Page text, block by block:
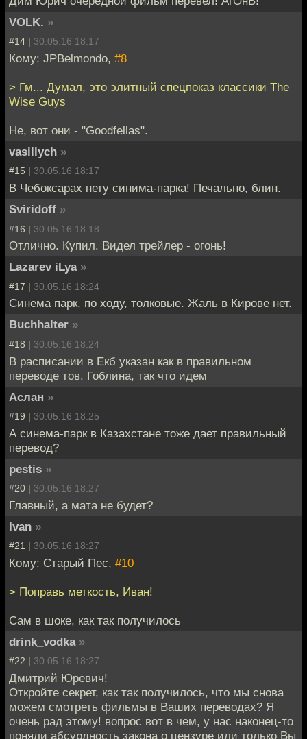
VOLK. »
#14 | 30.05.16 18:17
Кому: JPBelmondo, #8
> Гм... Думал, это элитный спецпоказ классики The
Wise Guys
Не, вот они - "Goodfellas".
vasillych »
#15 | 30.05.16 18:17
В Чебоксарах нету синима-парка! Печально, блин.
Sviridoff »
#16 | 30.05.16 18:18
Отлично. Купил. Видел трейлер - огонь!
Lazarev iLya »
#17 | 30.05.16 18:24
Синема парк, по ходу, толковые. Жаль в Кирове нет.
Buchhalter »
#18 | 30.05.16 18:24
В расписании в Екб указан как в правильном
переводе тов. Гоблина, так что идем
Аслан »
#19 | 30.05.16 18:25
А синема-парк в Казахстане тоже дает правильный
перевод?
pestis »
#20 | 30.05.16 18:27
Главный, а мата не будет?
Ivan »
#21 | 30.05.16 18:27
Кому: Старый Пес, #10
> Поправь меткость, Иван!
Сам в шоке, как так получилось
drink_vodka »
#22 | 30.05.16 18:27
Дмитрий Юревич!
Откройте секрет, как так получилось, что мы снова
можем смотреть фильмы в Ваших переводах? Я
очень рад этому! вопрос вот в чем, у нас наконец-то
поняли абсурдность закона о цензуре или только Вы